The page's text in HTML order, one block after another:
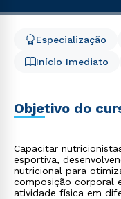
Início Imediato
Especialização
Objetivo do
Capacitar
esportiva,
nutricional para
composição corporal
atividade física em